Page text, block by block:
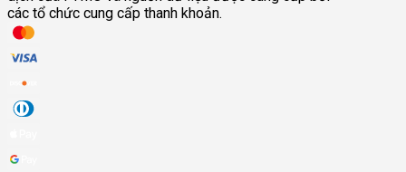
các tổ chức cung cấp thanh khoản.